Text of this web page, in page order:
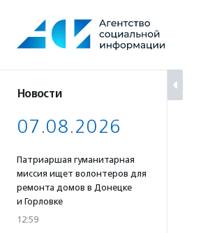
содержанию
Новости
07.08.2026
Патриаршая гуманитарная
миссия ищет волонтеров для
ремонта домов в Донецке
и Горловке
12:59